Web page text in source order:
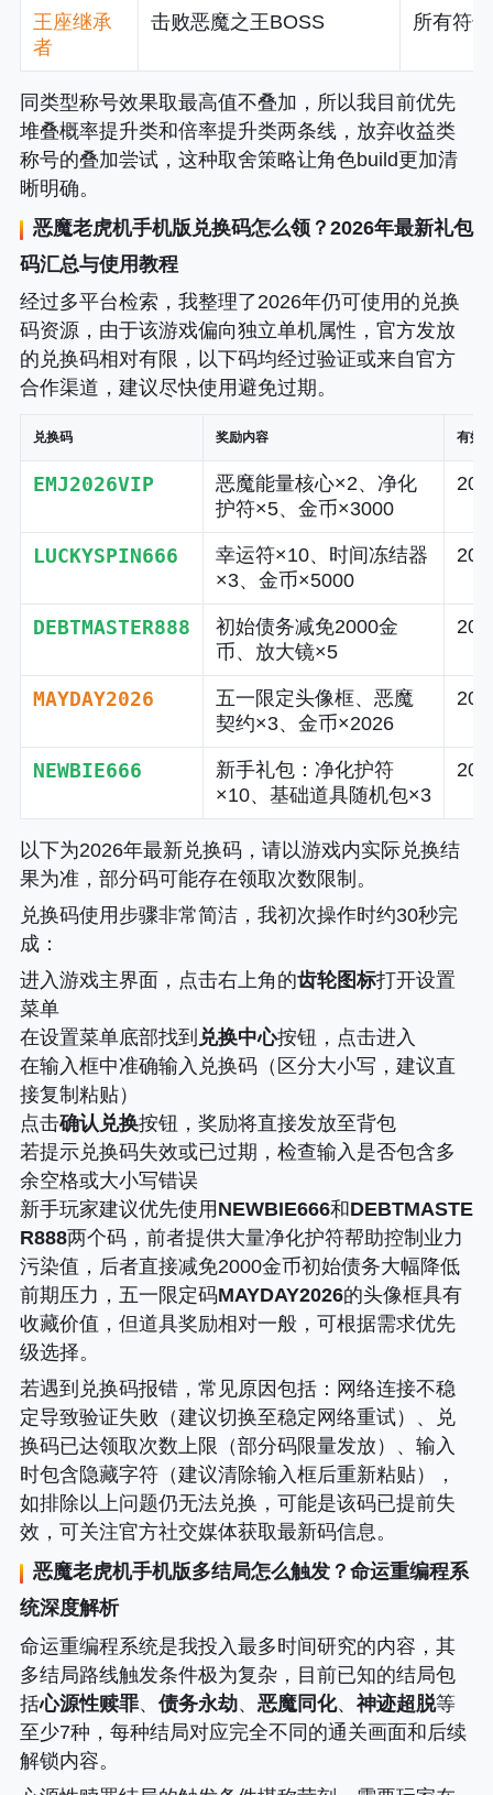
王座继承
者
击败恶魔之王BOSS 所有符
同类型称号效果取最高值不叠加，所以我目前优先
堆叠概率提升类和倍率提升类两条线，放弃收益类
称号的叠加尝试，这种取舍策略让角色build更加清
晰明确。
恶魔老虎机手机版 兑换码怎么领？2026年最新礼包
码汇总与使用教程
经过多平台检索，我整理了2026年仍可使用的兑换
码资源，由于该游戏偏向独立单机属性，官方发放
的兑换码相对有限，以下码均经过验证或来自官方
合作渠道，建议尽快使用避免过期。
兑换码 奖励内容 有效
EMJ2026VIP
恶魔能量核心×2、净化
护符×5、金币×3000
LUCKYSPIN666
幸运符×10、时间冻结器
×3、金币×5000
DEBTMASTER888
初始债务减免2000金
币、放大镜×5
MAYDAY2026
五一限定头像框、恶魔
契约×3、金币×2026
NEWBIE666
新手礼包：净化护符
×10、基础道具随机包×3
以下为2026年最新兑换码，请以游戏内实际兑换结
果为准，部分码可能存在领取次数限制。
兑换码使用步骤非常简洁，我初次操作时约30秒完
成：
进入游戏主界面，点击右上角的齿轮图标打开设置
菜单
在设置菜单底部找到 兑换中心按钮，点击进入
在输入框中准确输入兑换码（区分大小写，建议直
接复制粘贴）
点击确认兑换按钮，奖励将直接发放至背包
若提示兑换码失效或已过期，检查输入是否包含多
余空格或大小写错误
新手玩家建议优先使用 NEWBIE666和DEBTMASTE
R888两个码，前者提供大量净化护符帮助控制业力
污染值，后者直接减免2000金币初始债务大幅降低
前期压力，五一限定码MAYDAY2026的头像框具有
收藏价值，但道具奖励相对一般，可根据需求优先
级选择。
若遇到兑换码报错，常见原因包括：网络连接不稳
定导致验证失败（建议切换至稳定网络重试）、兑
换码已达领取次数上限（部分码限量发放）、输入
时包含隐藏字符（建议清除输入框后重新粘贴），
如排除以上问题仍无法兑换，可能是该码已提前失
效，可关注官方社交媒体获取最新码信息。
恶魔老虎机手机版多结局怎么触发？命运重编程系
统深度解析
命运重编程系统是我投入最多时间研究的内容，其
多结局路线触发条件极为复杂，目前已知的结局包
括心源性赎罪、 债务永劫、 恶魔同化、 神迹超脱等
至少7种，每种结局对应完全不同的通关画面和后续
解锁内容。